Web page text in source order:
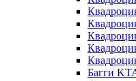
Багги